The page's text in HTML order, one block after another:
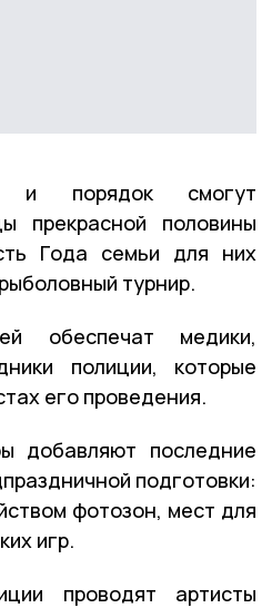
и порядок смогут
прекрасной половины
Года семьи для них
турнир.
обеспечат медики,
полиции, которые
его проведения.
добавляют последние
подготовки:
фотозон, мест для
игр.
проводят артисты